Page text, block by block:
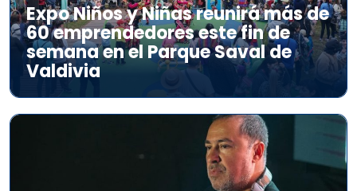
Expo Niños y Niñas reunirá más de
60 emprendedores este fin de
semana en el Parque Saval de
Valdivia